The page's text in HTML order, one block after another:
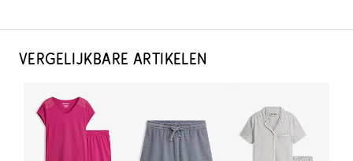
VERGELIJKBARE ARTIKELEN